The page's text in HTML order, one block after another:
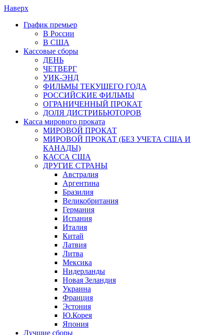
Наверх
График премьер
В России
В США
Кассовые сборы
ДЕНЬ
ЧЕТВЕРГ
УИК-ЭНД
ФИЛЬМЫ ТЕКУЩЕГО ГОДА
РОССИЙСКИЕ ФИЛЬМЫ
ОГРАНИЧЕННЫЙ ПРОКАТ
ДОЛЯ ДИСТРИБЬЮТОРОВ
Касса мирового проката
МИРОВОЙ ПРОКАТ
МИРОВОЙ ПРОКАТ (БЕЗ УЧЕТА США И
КАНАДЫ)
КАССА США
ДРУГИЕ СТРАНЫ
Австралия
Аргентина
Бразилия
Великобритания
Германия
Испания
Италия
Китай
Латвия
Литва
Мексика
Нидерланды
Новая Зеландия
Украина
Франция
Эстония
Ю.Корея
Япония
Лучшие сборы